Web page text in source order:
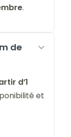
.
de
d’1
et